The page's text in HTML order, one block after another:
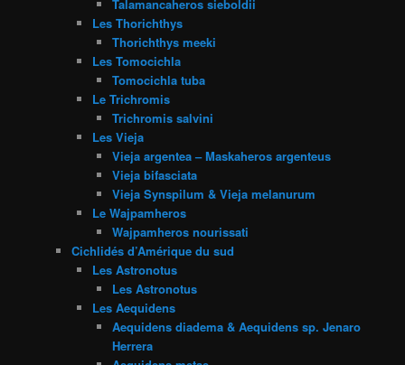
Talamancaheros sieboldii
Les Thorichthys
Thorichthys meeki
Les Tomocichla
Tomocichla tuba
Le Trichromis
Trichromis salvini
Les Vieja
Vieja argentea – Maskaheros argenteus
Vieja bifasciata
Vieja Synspilum & Vieja melanurum
Le Wajpamheros
Wajpamheros nourissati
Cichlidés d’Amérique du sud
Les Astronotus
Les Astronotus
Les Aequidens
Aequidens diadema & Aequidens sp. Jenaro
Herrera